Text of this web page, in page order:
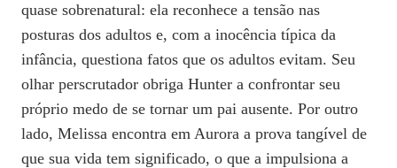
quase sobrenatural: ela reconhece a tensão nas
posturas dos adultos e, com a inocência típica da
infância, questiona fatos que os adultos evitam. Seu
olhar perscrutador obriga Hunter a confrontar seu
próprio medo de se tornar um pai ausente. Por outro
lado, Melissa encontra em Aurora a prova tangível de
que sua vida tem significado, o que a impulsiona a